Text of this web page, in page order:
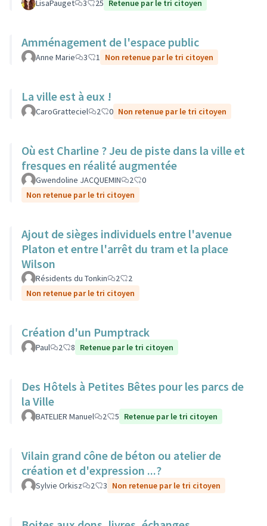
LisaPauget 3 25 Retenue par le tri citoyen
Amménagement de l'espace public
Anne Marie 3 1 Non retenue par le tri citoyen
La ville est à eux !
CaroGratteciel 2 0 Non retenue par le tri citoyen
Où est Charline ? Jeu de piste dans la ville et
fresques en réalité augmentée
Gwendoline JACQUEMIN 2
0
Non retenue par le tri citoyen
Ajout de sièges individuels entre l'avenue
Platon et entre l'arrêt du tram et la place
Wilson
Résidents du Tonkin 2
2
Non retenue par le tri citoyen
Création d'un Pumptrack
Paul 2 8 Retenue par le tri citoyen
Des Hôtels à Petites Bêtes pour les parcs de
la Ville
BATELIER Manuel 2 5 Retenue par le tri citoyen
Vilain grand cône de béton ou atelier de
création et d'expression ...?
Sylvie Orkisz 2 3 Non retenue par le tri citoyen